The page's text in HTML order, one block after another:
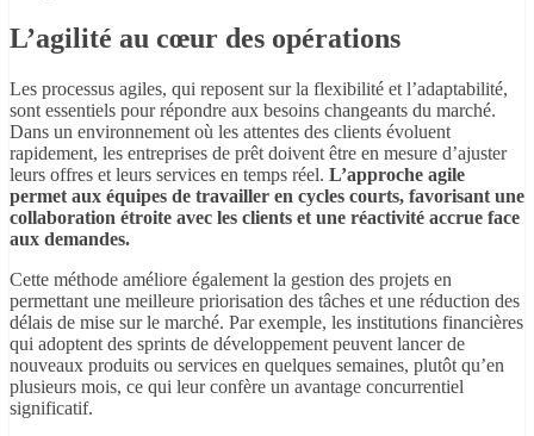
L’agilité au cœur des opérations
Les processus agiles, qui reposent sur la flexibilité et l’adaptabilité,
sont essentiels pour répondre aux besoins changeants du marché.
Dans un environnement où les attentes des clients évoluent
rapidement, les entreprises de prêt doivent être en mesure d’ajuster
leurs offres et leurs services en temps réel. L’approche agile
permet aux équipes de travailler en cycles courts, favorisant une
collaboration étroite avec les clients et une réactivité accrue face
aux demandes.
Cette méthode améliore également la gestion des projets en
permettant une meilleure priorisation des tâches et une réduction des
délais de mise sur le marché. Par exemple, les institutions financières
qui adoptent des sprints de développement peuvent lancer de
nouveaux produits ou services en quelques semaines, plutôt qu’en
plusieurs mois, ce qui leur confère un avantage concurrentiel
significatif.